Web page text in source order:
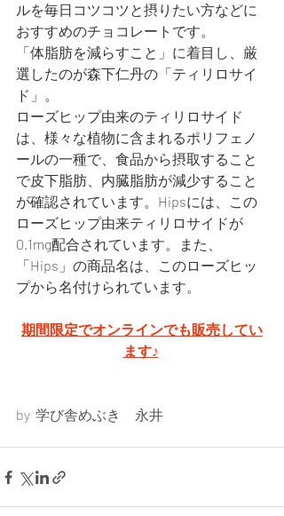
ルを毎日コツコツと摂りたい方などに
おすすめのチョコレートです。
「体脂肪を減らすこと」に着目し、厳
選したのが森下仁丹の「ティリロサイ
ド」。
ローズヒップ由来のティリロサイド
は、様々な植物に含まれるポリフェノ
ールの一種で、食品から摂取すること
で皮下脂肪、内臓脂肪が減少すること
が確認されています。Hipsには、この
ローズヒップ由来ティリロサイドが
0.1mg配合されています。また、
「Hips」の商品名は、このローズヒッ
プから名付けられています。
期間限定でオンラインでも販売してい
ます♪
by  学び舎めぶき　永井